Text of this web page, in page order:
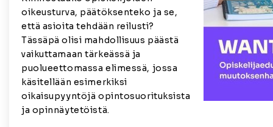
oikeusturva, päätöksenteko ja se,
että asioita tehdään reilusti?
Tässäpä olisi mahdollisuus päästä
vaikuttamaan tärkeässä ja
puolueettomassa elimessä, jossa
käsitellään esimerkiksi
oikaisupyyntöjä opintosuorituksista
ja opinnäytetöistä.